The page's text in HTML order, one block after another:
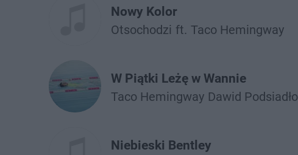
Nowy Kolor
Otsochodzi ft. Taco Hemingway
W Piątki Leżę w Wannie
Taco Hemingway Dawid Podsiadło
Niebieski Bentley